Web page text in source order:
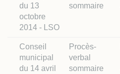
du 13
octobre
2014 - LSO
sommaire
Conseil
municipal
du 14 avril
Procès-
verbal
sommaire